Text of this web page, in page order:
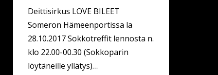
Deittisirkus LOVE BILEET
Someron Hämeenportissa la
28.10.2017 Sokkotreffit lennosta n.
klo 22.00-00.30 (Sokkoparin
löytäneille yllätys)…